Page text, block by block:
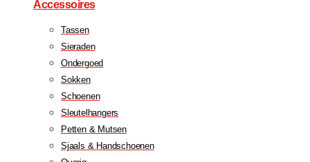
Accessoires
Tassen
Sieraden
Ondergoed
Sokken
Schoenen
Sleutelhangers
Petten & Mutsen
Sjaals & Handschoenen